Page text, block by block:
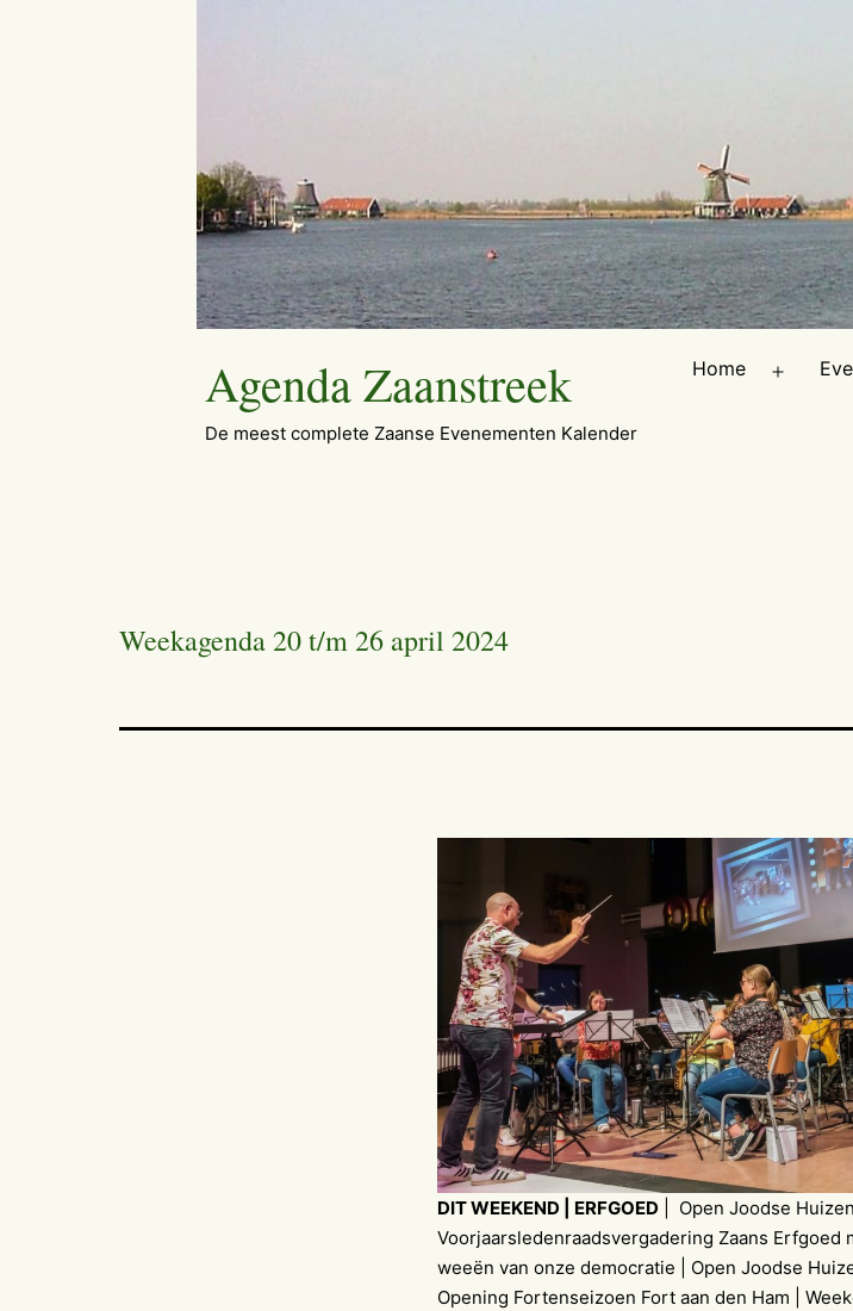
Agenda Zaanstreek
De meest complete Zaanse Evenementen Kalender
Home
Weekagenda 20 t/m 26 april 2024
DIT WEEKEND | ERFGOED | Open Joodse
Voorjaarsledenraadsvergadering Zaans
weeën van onze democratie | Open Joodse
Opening Fortenseizoen Fort aan den Ham |